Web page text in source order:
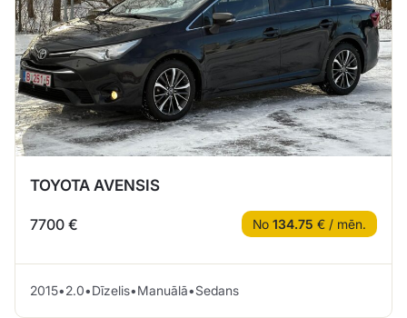
TOYOTA AVENSIS
7700 € No 134.75 € / mēn.
2015•2.0•Dīzelis•Manuālā•Sedans